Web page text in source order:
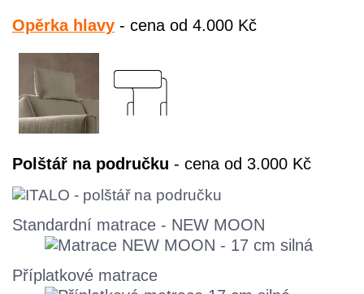
Opěrka hlavy - cena od 4.000 Kč
Polštář na područku - cena od 3.000 Kč
Standardní matrace - NEW MOON
Příplatkové matrace